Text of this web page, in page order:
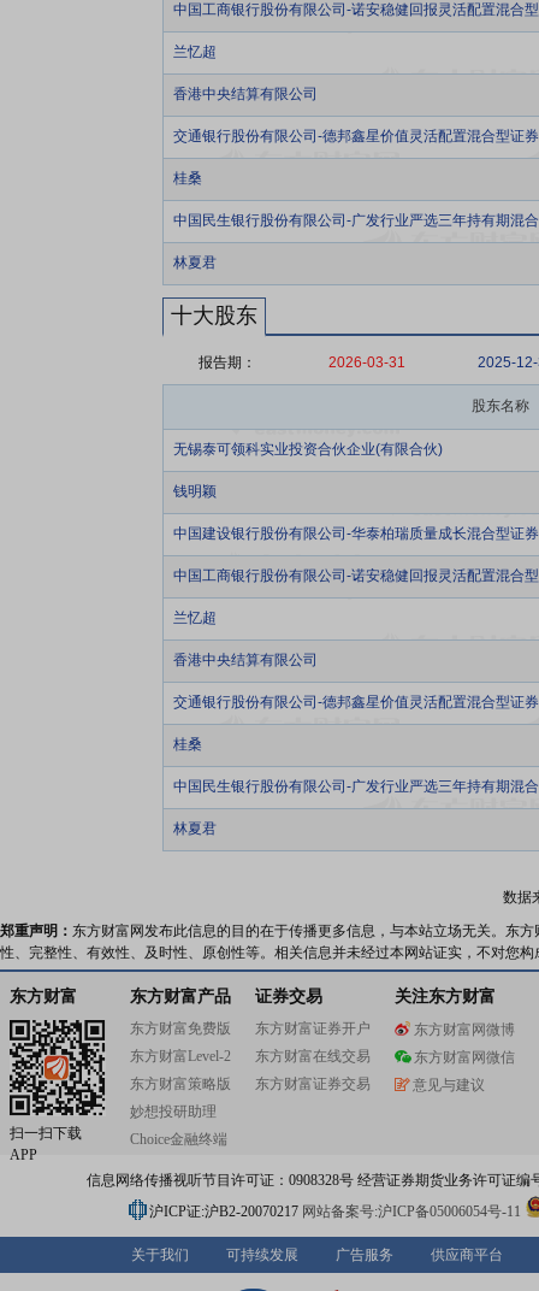
中国工商银行股份有限公司-诺安稳健回报灵活配置混合
兰忆超
香港中央结算有限公司
交通银行股份有限公司-德邦鑫星价值灵活配置混合型证
桂桑
中国民生银行股份有限公司-广发行业严选三年持有期混
林夏君
十大股东
报告期： 2026-03-31 2025-
股东名称
无锡泰可领科实业投资合伙企业(有限合伙)
钱明颖
中国建设银行股份有限公司-华泰柏瑞质量成长混合型证
中国工商银行股份有限公司-诺安稳健回报灵活配置混合
兰忆超
香港中央结算有限公司
交通银行股份有限公司-德邦鑫星价值灵活配置混合型证
桂桑
中国民生银行股份有限公司-广发行业严选三年持有期混
林夏君
数据
郑重声明： 东方财富网发布此信息的目的在于传播更多信息，与本站立场无关。东
性、完整性、有效性、及时性、原创性等。相关信息并未经过本网站证实，不对您
东方财富
扫一扫下载
APP
东方财富产品
东方财富免费版
东方财富Level-2
东方财富策略版
妙想投研助理
Choice金融终端
证券交易
东方财富证券开户
东方财富在线交易
东方财富证券交易
关注东方财富
东方财富网微博
东方财富网微信
意见与建议
信息网络传播视听节目许可证：0908328号 经营证券期货业务许可证编
沪ICP证:沪B2-20070217 网站备案号:沪ICP备05006054号-11
关于我们 可持续发展 广告服务 供应商平台